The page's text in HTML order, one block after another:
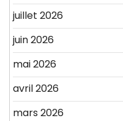
juillet 2026
juin 2026
mai 2026
avril 2026
mars 2026